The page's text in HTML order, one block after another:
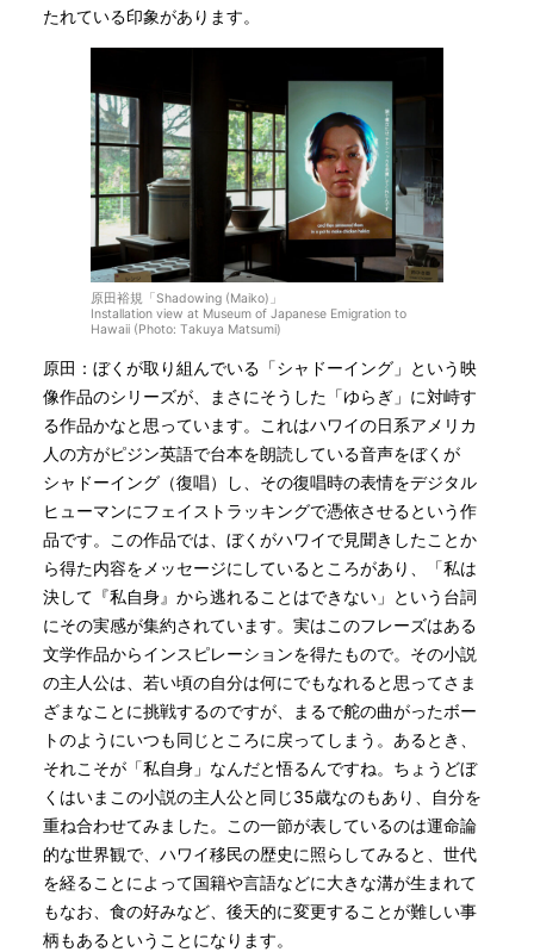
たれている印象があります。
原田裕規「Shadowing (Maiko)」
Installation view at Museum of Japanese Emigration to
Hawaii (Photo: Takuya Matsumi)
原田：ぼくが取り組んでいる「シャドーイング」という映
像作品のシリーズが、まさにそうした「ゆらぎ」に対峙す
る作品かなと思っています。これはハワイの日系アメリカ
人の方がピジン英語で台本を朗読している音声をぼくが
シャドーイング（復唱）し、その復唱時の表情をデジタル
ヒューマンにフェイストラッキングで憑依させるという作
品です。この作品では、ぼくがハワイで見聞きしたことか
ら得た内容をメッセージにしているところがあり、「私は
決して『私自身』から逃れることはできない」という台詞
にその実感が集約されています。実はこのフレーズはある
文学作品からインスピレーションを得たもので。その小説
の主人公は、若い頃の自分は何にでもなれると思ってさま
ざまなことに挑戦するのですが、まるで舵の曲がったボー
トのようにいつも同じところに戻ってしまう。あるとき、
それこそが「私自身」なんだと悟るんですね。ちょうどぼ
くはいまこの小説の主人公と同じ35歳なのもあり、自分を
重ね合わせてみました。この一節が表しているのは運命論
的な世界観で、ハワイ移民の歴史に照らしてみると、世代
を経ることによって国籍や言語などに大きな溝が生まれて
もなお、食の好みなど、後天的に変更することが難しい事
柄もあるということになります。